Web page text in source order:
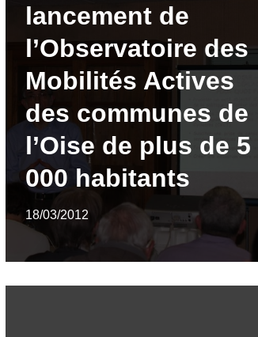
lancement de
l’Observatoire des
Mobilités Actives
des communes de
l’Oise de plus de 5
000 habitants
18/03/2012